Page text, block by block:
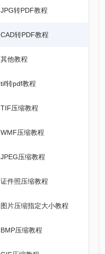
JPG转PDF教程
CAD转PDF教程
其他教程
tif转pdf教程
TIF压缩教程
WMF压缩教程
JPEG压缩教程
证件照压缩教程
图片压缩指定大小教程
BMP压缩教程